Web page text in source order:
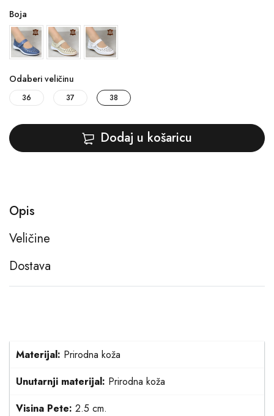
Boja
Odaberi veličinu
36 37 38
Dodaj u košaricu
Opis
Veličine
Dostava
Materijal: Prirodna koža
Unutarnji materijal: Prirodna koža
Visina Pete: 2.5 cm.